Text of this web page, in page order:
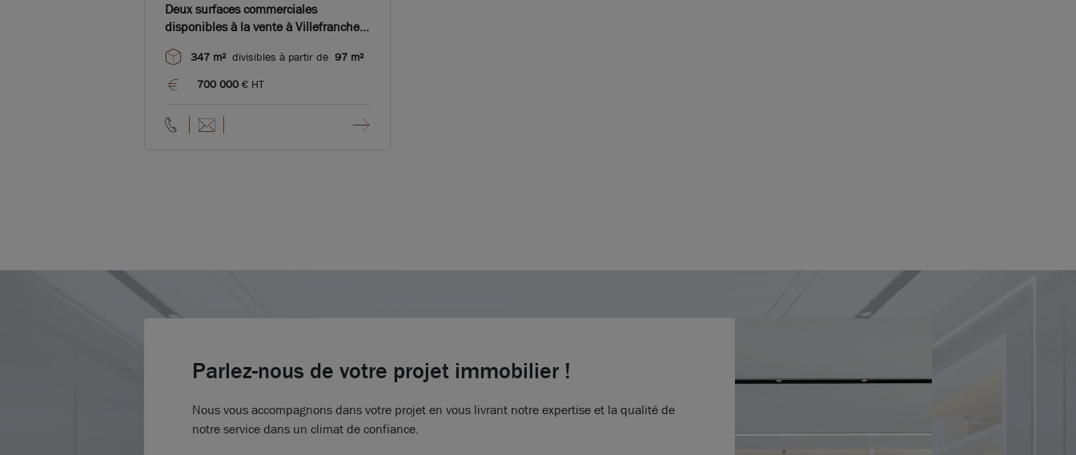
Deux surfaces commerciales
disponibles à la vente à Villefranche
sur Saône, proche de la rue Nationale
et de la Gare.
347 m²divisibles à partir de 97 m²
700 000 € HT
Parlez-nous de votre projet immobilier !
Nous vous accompagnons dans votre projet en vous livrant notre expertise et la qualité de
notre service dans un climat de confiance.